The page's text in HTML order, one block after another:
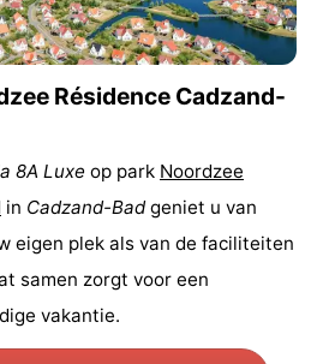
Résidence Cadzand-
8A Luxe op park Noordzee
in Cadzand-Badgeniet u van
eigen plek als van de faciliteiten
samen zorgt voor een
vakantie.